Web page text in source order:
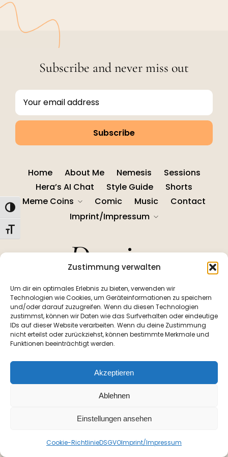
Zustimmung verwalten
Um dir ein optimales Erlebnis zu bieten, verwenden wir
Technologien wie Cookies, um Geräteinformationen zu speichern
und/oder darauf zuzugreifen. Wenn du diesen Technologien
zustimmst, können wir Daten wie das Surfverhalten oder eindeutige
IDs auf dieser Website verarbeiten. Wenn du deine Zustimmung
nicht erteilst oder zurückziehst, können bestimmte Merkmale und
Funktionen beeinträchtigt werden.
Akzeptieren
Ablehnen
Einstellungen ansehen
Cookie-RichtlinieDSGVOImprint/Impressum
Umschalten auf hohe Kontraste
Schrift vergrößern
Subscribe and never miss out
Home About Me Nemesis
Sessions
Hera’s AI Chat
Style Guide
Shorts
Meme Coins
Comic Music
Contact
Imprint/Impressum
Domina
Hera
Copyright ©